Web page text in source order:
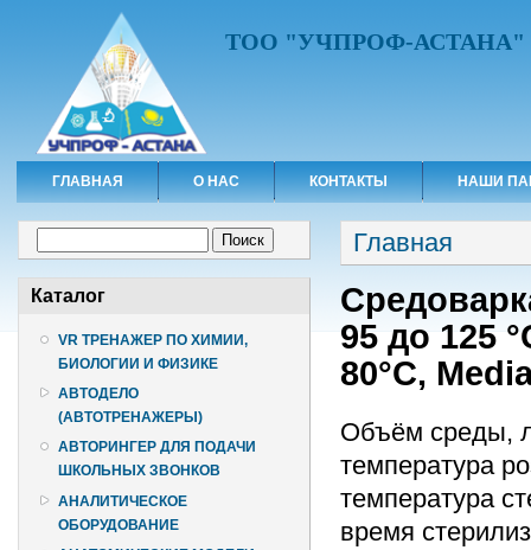
ТОО "УЧПРОФ-АСТАНА"
ГЛАВНАЯ О НАС КОНТАКТЫ НАШИ
Каталог
VR ТРЕНАЖЕР ПО ХИМИИ,
БИОЛОГИИ И ФИЗИКЕ
АВТОДЕЛО
(АВТОТРЕНАЖЕРЫ)
АВТОРИНГЕР ДЛЯ ПОДАЧИ
ШКОЛЬНЫХ ЗВОНКОВ
АНАЛИТИЧЕСКОЕ
ОБОРУДОВАНИЕ
Вы здесь
Главная
95 до 125
80°C,
Объём среды,
температура
температура
время